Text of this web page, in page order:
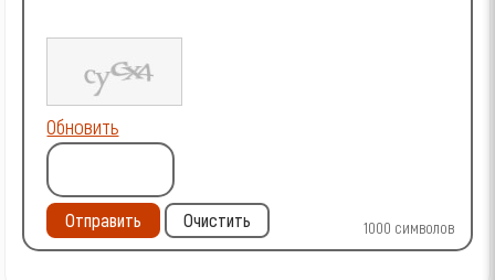
1000 символов
Обновить
Отправить Очистить